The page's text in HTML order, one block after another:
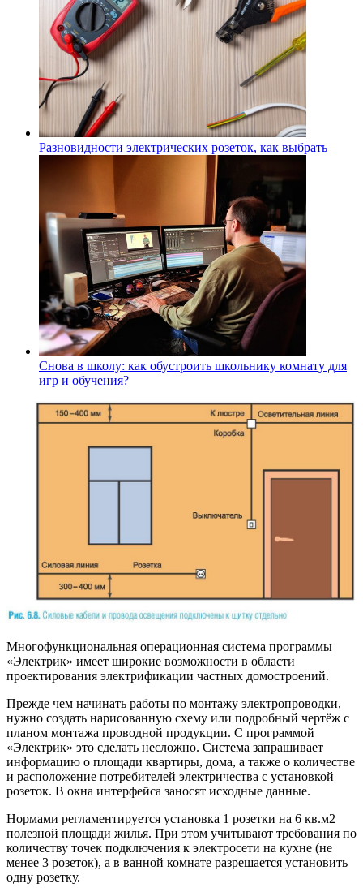
Разновидности электрических розеток, как выбрать
Снова в школу: как обустроить школьнику комнату для
игр и обучения?
Многофункциональная операционная система программы
«Электрик» имеет широкие возможности в области
проектирования электрификации частных домостроений.
Прежде чем начинать работы по монтажу электропроводки,
нужно создать нарисованную схему или подробный чертёж с
планом монтажа проводной продукции. С программой
«Электрик» это сделать несложно. Система запрашивает
информацию о площади квартиры, дома, а также о количестве
и расположение потребителей электричества с установкой
розеток. В окна интерфейса заносят исходные данные.
Нормами регламентируется установка 1 розетки на 6 кв.м2
полезной площади жилья. При этом учитывают требования по
количеству точек подключения к электросети на кухне (не
менее 3 розеток), а в ванной комнате разрешается установить
одну розетку.